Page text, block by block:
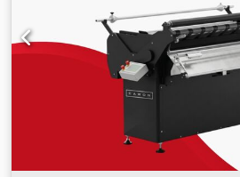
Einführungssystem stationär (3
Spannungsregulierung gedreht, 2
Aufwicklungskombination
Zentrumswickler), Kran-Laufbahn
Laufkran (manuell über Kette
aus dem beigefügten Gutachten